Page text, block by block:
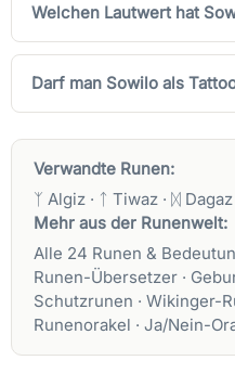
Welchen Lautwert hat
Darf man Sowilo als
Verwandte Runen:
ᛉ Algiz · ᛏ Tiwaz · ᛞ Dagaz
Mehr aus der Runenwelt:
Alle 24 Runen &
Runen-Übersetzer ·
Schutzrunen · Wikinger-
Runenorakel · Ja/Nein-